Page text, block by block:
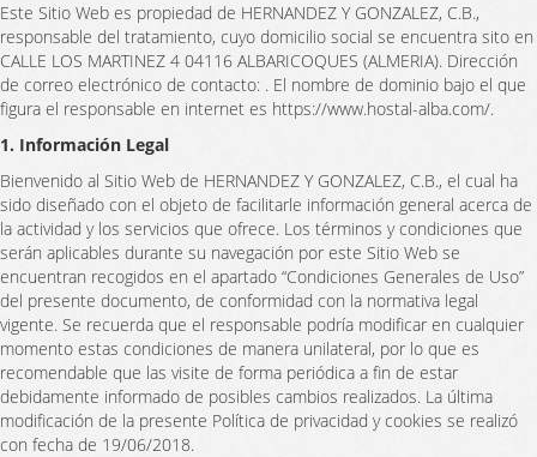
Este Sitio Web es propiedad de HERNANDEZ Y GONZALEZ, C.B.,
responsable del tratamiento, cuyo domicilio social se encuentra sito en
CALLE LOS MARTINEZ 4 04116 ALBARICOQUES (ALMERIA). Dirección
de correo electrónico de contacto: . El nombre de dominio bajo el que
figura el responsable en internet es https://www.hostal-alba.com/.
1. Información Legal
Bienvenido al Sitio Web de HERNANDEZ Y GONZALEZ, C.B., el cual ha
sido diseñado con el objeto de facilitarle información general acerca de
la actividad y los servicios que ofrece. Los términos y condiciones que
serán aplicables durante su navegación por este Sitio Web se
encuentran recogidos en el apartado “Condiciones Generales de Uso”
del presente documento, de conformidad con la normativa legal
vigente. Se recuerda que el responsable podría modificar en cualquier
momento estas condiciones de manera unilateral, por lo que es
recomendable que las visite de forma periódica a fin de estar
debidamente informado de posibles cambios realizados. La última
modificación de la presente Política de privacidad y cookies se realizó
con fecha de 19/06/2018.